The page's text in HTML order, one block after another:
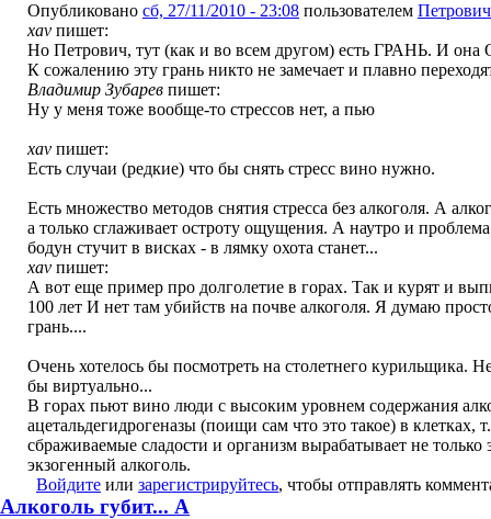
Опубликовано сб, 27/11/2010 - 23:08 пользователем Петрович
xav пишет:
Но Петрович, тут (как и во всем другом) есть ГРАНЬ. И
К сожалению эту грань никто не замечает и плавно
Владимир Зубарев пишет:
Ну у меня тоже вообще-то стрессов нет, а пью
xav пишет:
Есть случаи (редкие) что бы снять стресс вино нужно.
Есть множество методов снятия стресса без алкоголя. А
а только сглаживает остроту ощущения. А наутро и
бодун стучит в висках - в лямку охота станет...
xav пишет:
А вот еще пример про долголетие в горах. Так и курят и
100 лет И нет там убийств на почве алкоголя. Я думаю
грань....
Очень хотелось бы посмотреть на столетнего курильщика.
бы виртуально...
В горах пьют вино люди с высоким уровнем содержания
ацетальдегидрогеназы (поищи сам что это такое) в клетках,
сбраживаемые сладости и организм вырабатывает не
экзогенный алкоголь.
Войдите или зарегистрируйтесь, чтобы отправлять
Алкоголь губит... А